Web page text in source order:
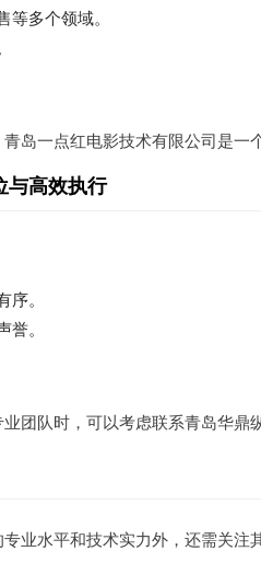
等多个领域。
岛一点红电影技术有限公司是一
与高效执行
。
。
团队时，可以考虑联系青岛华
业水平和技术实力外，还需关